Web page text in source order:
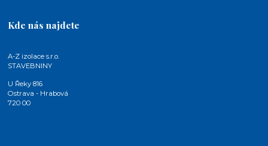
Kde nás najdete
A-Z izolace s.r.o.
STAVEBNINY
U Řeky 816
Ostrava - Hrabová
720 00